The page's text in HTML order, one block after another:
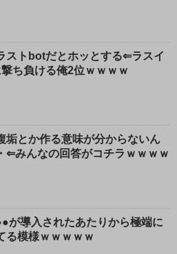
ストbotだとホッとする⇐ラスイ
ち負ける俺2位ｗｗｗｗ
垢とか作る意味が分からないん
⇐みんなの回答がコチラｗｗｗｗ
が導入されたあたりから極端に
る模様ｗｗｗｗｗ